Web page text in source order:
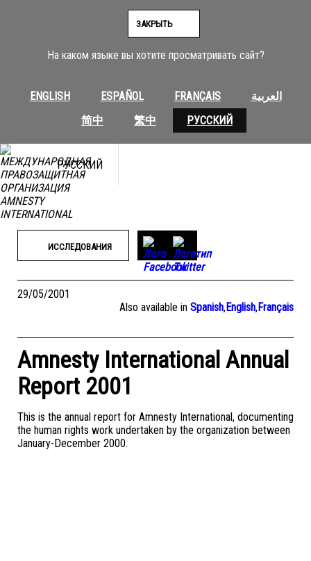
На каком языке вы хотите просматривать сайт?
ENGLISH ESPAÑOL FRANÇAIS
العربية
简中
繁中 РУССКИЙ
ЗАКРЫТЬ
РУССКИЙ
ИССЛЕДОВАНИЯ
29/05/2001
Also available in Spanish,English,Français
Amnesty International Annual
Report 2001
This is the annual report for Amnesty International, documenting
the human rights work undertaken by the organization between
January-December 2000.